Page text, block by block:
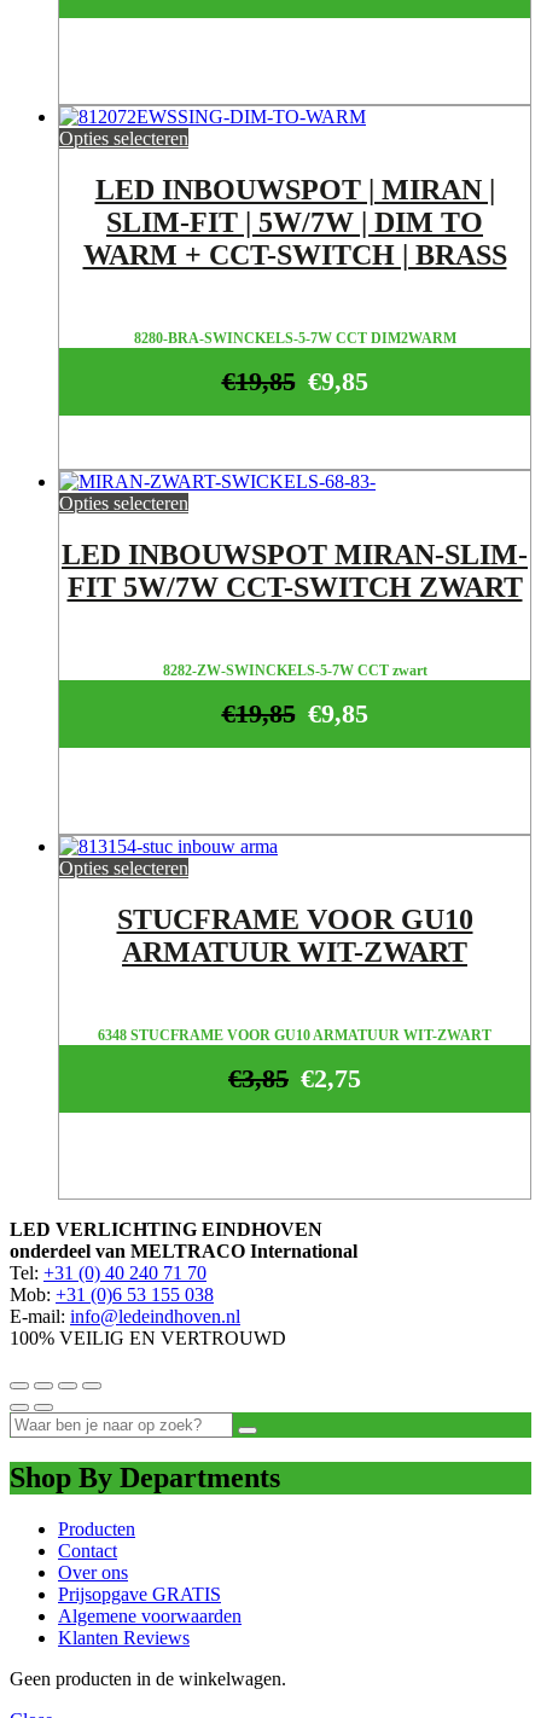
Opties selecteren
LED INBOUWSPOT | MIRAN |
SLIM-FIT | 5W/7W | DIM TO
WARM + CCT-SWITCH | BRASS
8280-BRA-SWINCKELS-5-7W CCT DIM2WARM
€9,85
€19,85
Opties selecteren
LED INBOUWSPOT MIRAN-SLIM-
FIT 5W/7W CCT-SWITCH ZWART
8282-ZW-SWINCKELS-5-7W CCT zwart
€9,85
€19,85
Opties selecteren
STUCFRAME VOOR GU10
ARMATUUR WIT-ZWART
6348 STUCFRAME VOOR GU10 ARMATUUR WIT-ZWART
€2,75
€3,85
LED VERLICHTING EINDHOVEN
onderdeel van MELTRACO International
Tel: +31 (0) 40 240 71 70
Mob: +31 (0)6 53 155 038
E-mail: info@ledeindhoven.nl
100% VEILIG EN VERTROUWD
Shop By Departments
Producten
Contact
Over ons
Prijsopgave GRATIS
Algemene voorwaarden
Klanten Reviews
Geen producten in de winkelwagen.